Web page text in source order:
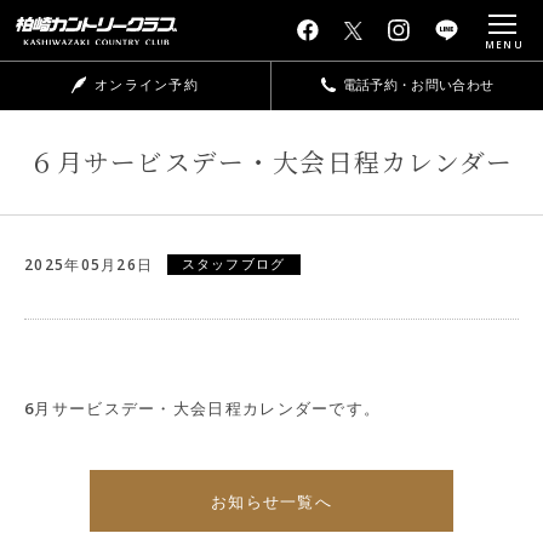
MENU
オンライン予約 電話予約・お問い合わせ
６月サービスデー・大会日程カレンダー
2025年05月26日 スタッフブログ
6月サービスデー・大会日程カレンダーです。
お知らせ一覧へ